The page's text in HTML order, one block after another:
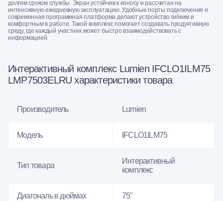
долгим сроком службы. Экран устойчив к износу и рассчитан на
интенсивную ежедневную эксплуатацию. Удобные порты подключения и
современная программная платформа делают устройство гибким и
комфортным в работе. Такой комплекс помогает создавать продуктивную
среду, где каждый участник может быстро взаимодействовать с
информацией.
Интерактивный комплекс Lumien IFCLO1ILM75
LMP7503ELRU характеристики товара
Производитель Lumien
Модель IFCLO1ILM75
Тип товара
Интерактивный
комплекс
Диагональ в дюймах 75"